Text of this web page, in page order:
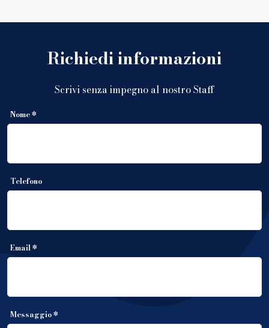
Richiedi informazioni
Scrivi senza impegno al nostro Staff
Nome *
Telefono
Email *
Messaggio *